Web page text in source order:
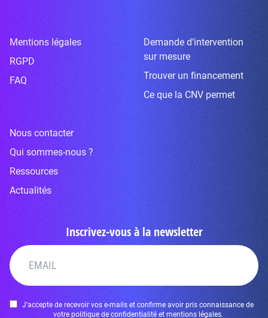
Mentions légales
RGPD
FAQ
Demande d’intervention
sur mesure
Trouver un financement
Ce que la CNV permet
Nous contacter
Qui sommes-nous ?
Ressources
Actualités
Inscrivez-vous à la newsletter
J'accepte de recevoir vos e-mails et confirme avoir pris connaissance de
votre politique de confidentialité et mentions légales.